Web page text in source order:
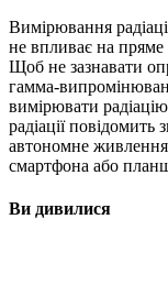
Вимірювання
не впливає на
Щоб не зазнавати
гамма-
вимірювати
радіації
автономне
смартфона або
Ви дивилися